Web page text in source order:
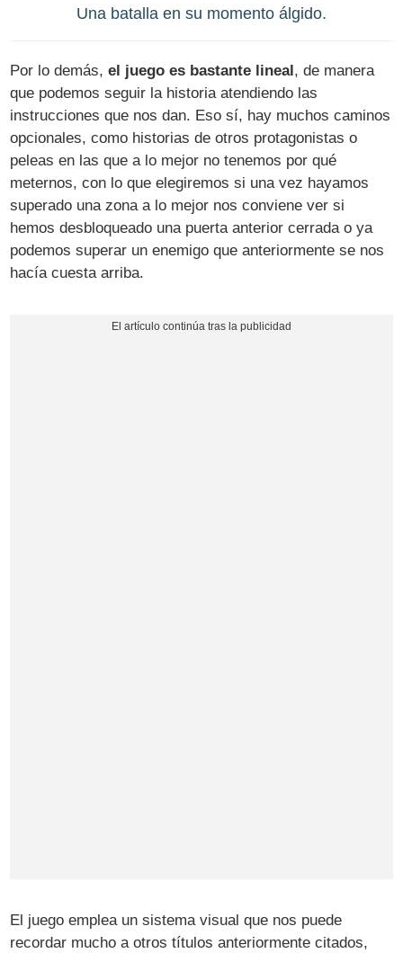
Una batalla en su momento álgido.
Por lo demás,el juego es bastante lineal, de manera
que podemos seguir la historia atendiendo las
instrucciones que nos dan. Eso sí, hay muchos caminos
opcionales, como historias de otros protagonistas o
peleas en las que a lo mejor no tenemos por qué
meternos, con lo que elegiremos si una vez hayamos
superado una zona a lo mejor nos conviene ver si
hemos desbloqueado una puerta anterior cerrada o ya
podemos superar un enemigo que anteriormente se nos
hacía cuesta arriba.
El juego emplea un sistema visual que nos puede
recordar mucho a otros títulos anteriormente citados,